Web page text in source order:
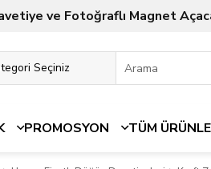
ve Fotoğraflı Magnet
PROMOSYON TÜM